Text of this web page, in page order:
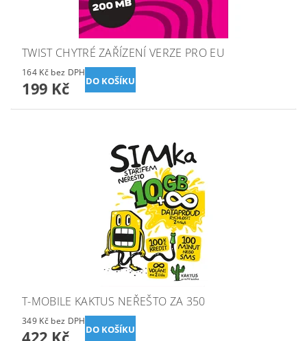
TWIST CHYTRÉ ZAŘÍZENÍ VERZE PRO EU
164 Kč bez DPH
199 Kč
T-MOBILE KAKTUS NEŘEŠTO ZA 350
349 Kč bez DPH
422 Kč